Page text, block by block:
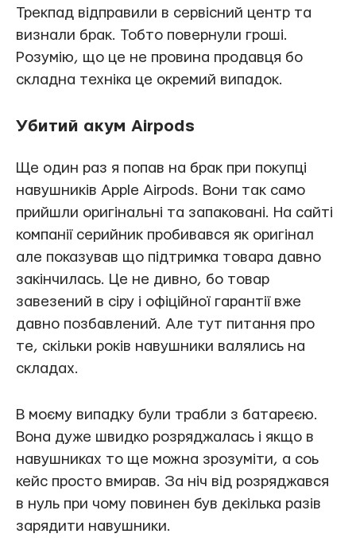
Трекпад відправили в сервісний центр та
визнали брак. Тобто повернули гроші.
Розумію, що це не провина продавця бо
складна техніка це окремий випадок.
Убитий акум Airpods
Ще один раз я попав на брак при покупці
навушників Apple Airpods. Вони так само
прийшли оригінальні та запаковані. На сайті
компанії серийник пробивався як оригінал
але показував що підтримка товара давно
закінчилась. Це не дивно, бо товар
завезений в сіру і офіційної гарантії вже
давно позбавлений. Але тут питання про
те, скільки років навушники валялись на
складах.
В моєму випадку були трабли з батареєю.
Вона дуже швидко розряджалась і якщо в
навушниках то ще можна зрозуміти, а соь
кейс просто вмирав. За ніч від розряджався
в нуль при чому повинен був декілька разів
зарядити навушники.